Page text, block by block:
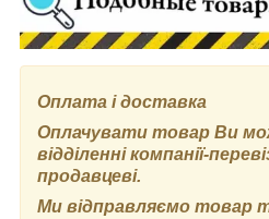
Оплата і доставка
Оплачувати товар Ви
відділенні компанії-
продавцеві.
Ми відправляємо товар